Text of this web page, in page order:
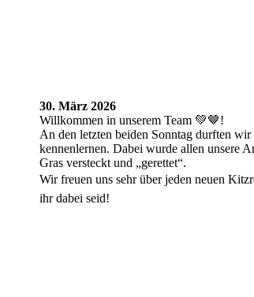
30. März 2026
Willkommen in unserem Team 💚🤎!
An den letzten beiden Sonntag durften
kennenlernen. Dabei wurde allen unsere
Gras versteckt und „gerettet“.
Wir freuen uns sehr über jeden neuen
ihr dabei seid!